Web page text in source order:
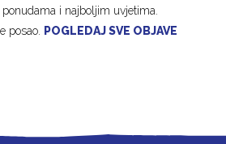
i najboljim uvjetima.
posao.
POGLEDAJ SVE OBJAVE